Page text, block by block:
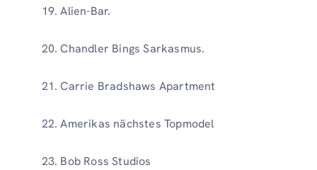
Alien-Bar.
Chandler Bings Sarkasmus.
Carrie Bradshaws Apartment
Amerikas nächstes Topmodel
Bob Ross Studios